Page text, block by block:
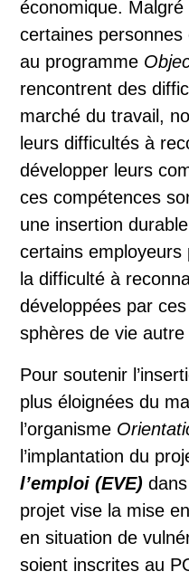
économique. Malgré
certaines
au programme
rencontrent des
marché du travail,
leurs difficultés à
développer leurs
ces compétences
une insertion
certains
la difficulté à
développées par
sphères de vie autre
Pour soutenir
plus éloignées du
l’organisme
l’implantation du
l’emploi (EVE)
projet vise la mise
en situation de
soient inscrites au